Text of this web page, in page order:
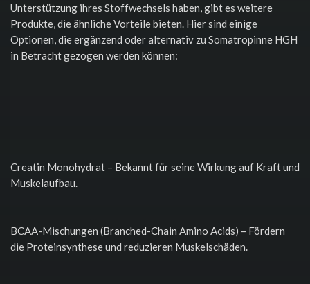
Unterstützung ihres Stoffwechsels haben, gibt es weitere
Produkte, die ähnliche Vorteile bieten. Hier sind einige
Optionen, die ergänzend oder alternativ zu Somatropinne HGH
in Betracht gezogen werden können:
Creatin Monohydrat – Bekannt für seine Wirkung auf Kraft und
Muskelaufbau.
BCAA-Mischungen (Branched-Chain Amino Acids) – Fördern
die Proteinsynthese und reduzieren Muskelschäden.